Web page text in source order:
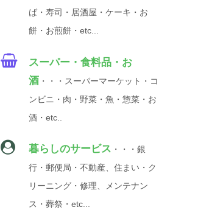
ば・寿司・居酒屋・ケーキ・お
餅・お煎餅・etc...
スーパー・食料品・お
酒 ・・・スーパーマーケット・コ
ンビニ・肉・野菜・魚・惣菜・お
酒・etc..
暮らしのサービス ・・・銀
行・郵便局・不動産、住まい・ク
リーニング・修理、メンテナン
ス・葬祭・etc...